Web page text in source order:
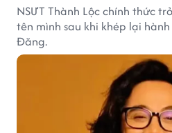
NSƯT Thành Lộc chính thức
tên mình sau khi khép lại
Đăng.